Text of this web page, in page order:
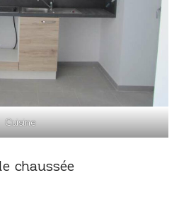
Cuisine
chaussée